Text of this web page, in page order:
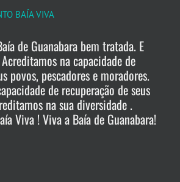
BAÍA VIVA
de Guanabara bem tratada. E
na capacidade de
povos, pescadores e moradores.
de recuperação de seus
na sua diversidade .
Viva ! Viva a Baía de Guanabara!